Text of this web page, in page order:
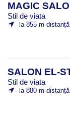
MAGIC
Stil de viata
la 855 m distanță
SALON EL-
Stil de viata
la 880 m distanță